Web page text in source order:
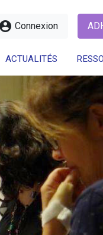
Connexion
ACTUALITÉS